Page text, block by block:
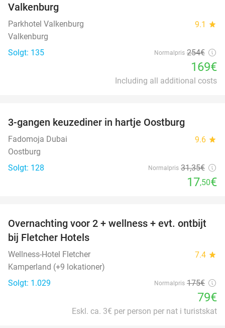
Valkenburg
Parkhotel Valkenburg 9.1 star
Valkenburg
Solgt: 135
Normalpris 254€
169€
Including all additional costs
3-gangen keuzediner in hartje Oostburg
Fadomoja Dubai 9.6 star
Oostburg
Solgt: 128
Normalpris 31,35€
17,50€
55%
Overnachting voor 2 + wellness + evt. ontbijt
bij Fletcher Hotels
Wellness-Hotel Fletcher 7.4 star
Kamperland (+9 lokationer)
Solgt: 1.029
Normalpris 175€
79€
Eskl. ca. 3€ per person per nat i turistskat